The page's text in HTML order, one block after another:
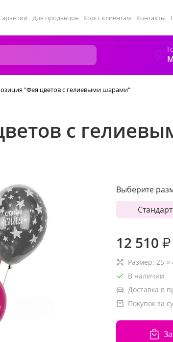
Для продавцов Корп. клиентам Контакты
"Фея цветов с гелиевыми шарами"
с
Выберите
Стандарт
12 510 ₽
Размер: 25 ×
В наличии
Доставка в
Покупок за